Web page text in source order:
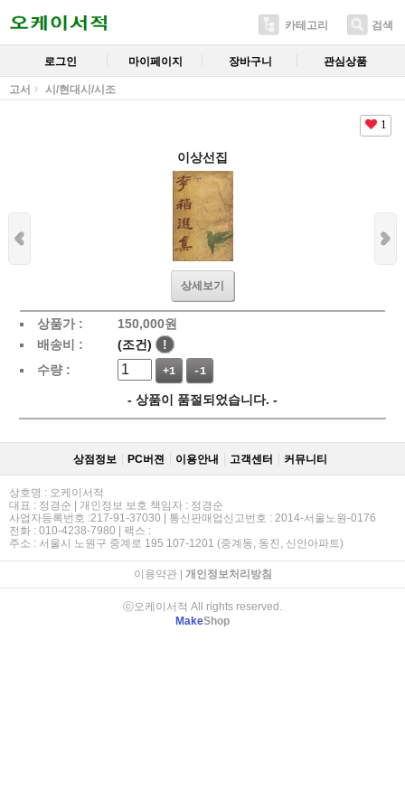
카테고리 검색
로그인 마이페이지 장바구니 관심상품
고서 시/현대시/시조
1
이상선집
상세보기
상품가 : 150,000원
배송비 :
(조건)
!
수량 :
+1 -1
- 상품이 품절되었습니다. -
상점정보 PC버젼 이용안내 고객센터 커뮤니티
상호명 : 오케이서적
대표 : 정경순 | 개인정보 보호 책임자 : 정경순
사업자등록번호 :217-91-37030 | 통신판매업신고번호 : 2014-서울노원-0176
전화 : 010-4238-7980 | 팩스 :
주소 : 서울시 노원구 중계로 195 107-1201 (중계동, 동진, 신안아파트)
이용약관| 개인정보처리방침
ⓒ오케이서적 All rights reserved.
MakeShop